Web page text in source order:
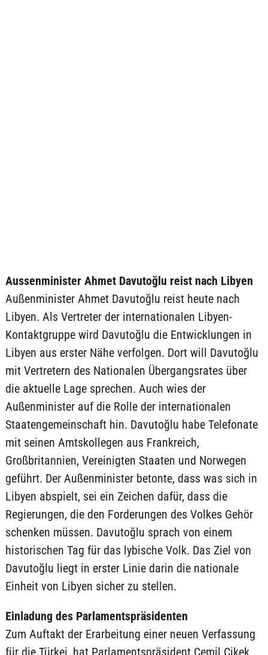
Aussenminister Ahmet Davutoğlu reist nach Libyen
Außenminister Ahmet Davutoğlu reist heute nach
Libyen. Als Vertreter der internationalen Libyen-
Kontaktgruppe wird Davutoğlu die Entwicklungen in
Libyen aus erster Nähe verfolgen. Dort will Davutoğlu
mit Vertretern des Nationalen Übergangsrates über
die aktuelle Lage sprechen. Auch wies der
Außenminister auf die Rolle der internationalen
Staatengemeinschaft hin. Davutoğlu habe Telefonate
mit seinen Amtskollegen aus Frankreich,
Großbritannien, Vereinigten Staaten und Norwegen
geführt. Der Außenminister betonte, dass was sich in
Libyen abspielt, sei ein Zeichen dafür, dass die
Regierungen, die den Forderungen des Volkes Gehör
schenken müssen. Davutoğlu sprach von einem
historischen Tag für das lybische Volk. Das Ziel von
Davutoğlu liegt in erster Linie darin die nationale
Einheit von Libyen sicher zu stellen.
Einladung des Parlamentspräsidenten
Zum Auftakt der Erarbeitung einer neuen Verfassung
für die Türkei, hat Parlamentspräsident Cemil Çikek